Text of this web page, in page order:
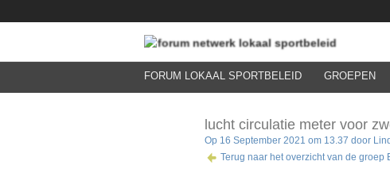
FORUM LOKAAL SPORTBELEID GROEPEN
lucht circulatie meter voor
Op 16 September 2021 om 13.37 door
Terug naar het overzicht van de groep